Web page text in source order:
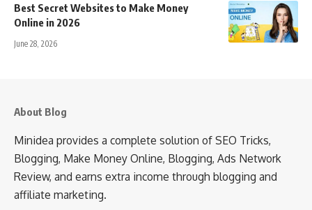
Best Secret Websites to Make Money
Online in 2026
June 28, 2026
About Blog
Minidea provides a complete solution of SEO Tricks,
Blogging, Make Money Online, Blogging, Ads Network
Review, and earns extra income through blogging and
affiliate marketing.